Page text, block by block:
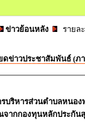
ข่าวย้อนหลัง รายล
ดข่าวประชาสัมพันธ์ (ภ
รบริหารส่วนตำบลหนอ
จากกองทุนหลักประกัน